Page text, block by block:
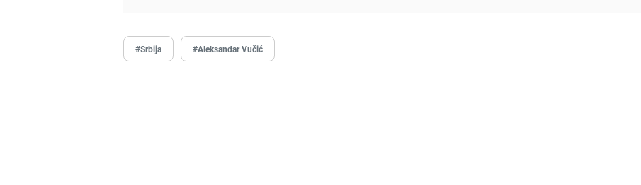
#Srbija #Aleksandar Vučić